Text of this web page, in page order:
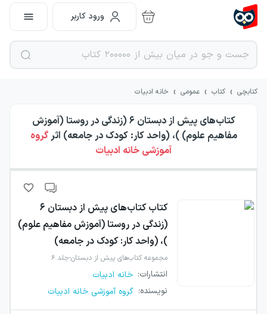
ورود کاربر
کتابچی › کتاب › عمومی › خانه ادبیات
کتاب‌های پیش از دبستان ۶ (زندگی در روستا (آموزش
مفاهیم علوم) )، (واحد کار: کودک در جامعه) اثرگروه
آموزشی خانه ادبیات
کتاب
کتاب‌های پیش از دبستان ۶
(زندگی در روستا (آموزش مفاهیم علوم)
)، (واحد کار: کودک در جامعه)
مجموعه کتاب‌های پیش از دبستان-جلد ۶
انتشارات: خانه ادبیات
نویسنده: گروه آموزشی خانه ادبیات